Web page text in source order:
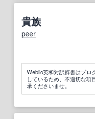
貴族
peer
Weblio英和対訳辞書はプロ
しているため、不適切な項
承くださいませ。